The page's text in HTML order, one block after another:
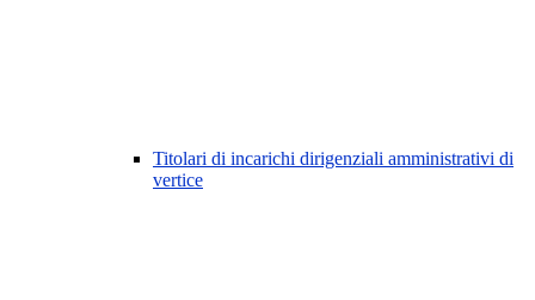
Titolari di incarichi dirigenziali amministrativi di
vertice